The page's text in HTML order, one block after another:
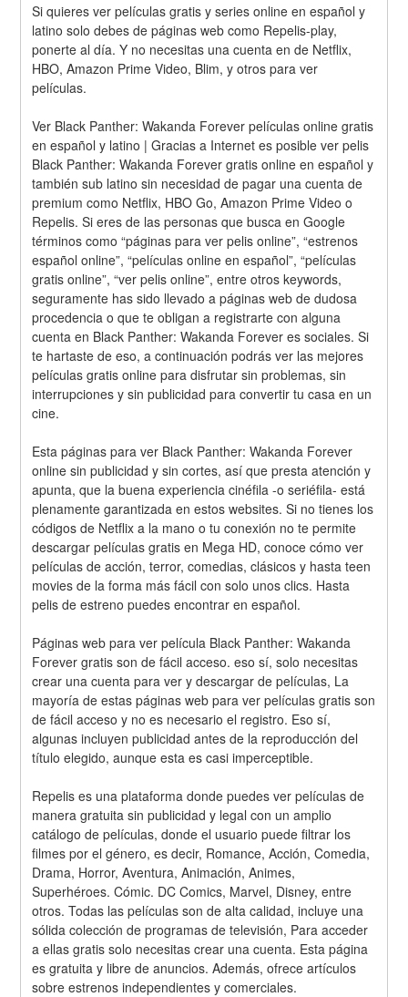
Si quieres ver películas gratis y series online en español y
latino solo debes de páginas web como Repelis-play,
ponerte al día. Y no necesitas una cuenta en de Netflix,
HBO, Amazon Prime Video, Blim, y otros para ver
películas.
Ver Black Panther: Wakanda Forever películas online gratis
en español y latino | Gracias a Internet es posible ver pelis
Black Panther: Wakanda Forever gratis online en español y
también sub latino sin necesidad de pagar una cuenta de
premium como Netflix, HBO Go, Amazon Prime Video o
Repelis. Si eres de las personas que busca en Google
términos como “páginas para ver pelis online”, “estrenos
español online”, “películas online en español”, “películas
gratis online”, “ver pelis online”, entre otros keywords,
seguramente has sido llevado a páginas web de dudosa
procedencia o que te obligan a registrarte con alguna
cuenta en Black Panther: Wakanda Forever es sociales. Si
te hartaste de eso, a continuación podrás ver las mejores
películas gratis online para disfrutar sin problemas, sin
interrupciones y sin publicidad para convertir tu casa en un
cine.
Esta páginas para ver Black Panther: Wakanda Forever
online sin publicidad y sin cortes, así que presta atención y
apunta, que la buena experiencia cinéfila -o seriéfila- está
plenamente garantizada en estos websites. Si no tienes los
códigos de Netflix a la mano o tu conexión no te permite
descargar películas gratis en Mega HD, conoce cómo ver
películas de acción, terror, comedias, clásicos y hasta teen
movies de la forma más fácil con solo unos clics. Hasta
pelis de estreno puedes encontrar en español.
Páginas web para ver película Black Panther: Wakanda
Forever gratis son de fácil acceso. eso sí, solo necesitas
crear una cuenta para ver y descargar de películas, La
mayoría de estas páginas web para ver películas gratis son
de fácil acceso y no es necesario el registro. Eso sí,
algunas incluyen publicidad antes de la reproducción del
título elegido, aunque esta es casi imperceptible.
Repelis es una plataforma donde puedes ver películas de
manera gratuita sin publicidad y legal con un amplio
catálogo de películas, donde el usuario puede filtrar los
filmes por el género, es decir, Romance, Acción, Comedia,
Drama, Horror, Aventura, Animación, Animes,
Superhéroes. Cómic. DC Comics, Marvel, Disney, entre
otros. Todas las películas son de alta calidad, incluye una
sólida colección de programas de televisión, Para acceder
a ellas gratis solo necesitas crear una cuenta. Esta página
es gratuita y libre de anuncios. Además, ofrece artículos
sobre estrenos independientes y comerciales.